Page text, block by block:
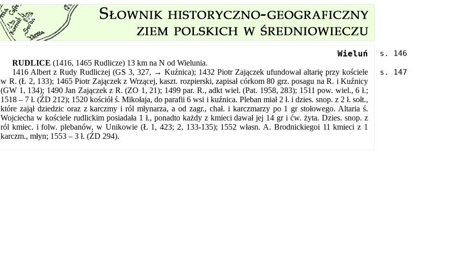
Wieluń
RUDLICE (1416, 1465 Rudlicze) 13 km na N od Wielunia.
1416 Albert z Rudy Rudliczej (GS 3, 327, → Kuźnica); 1432 Piotr Zajączek ufundował altarię przy kościele
w R. (Ł 2, 133); 1465 Piotr Zajączek z Wrzącej, kaszt. rozpierski, zapisał córkom 80 grz. posagu na R. i Kuźnicy
(GW 1, 134); 1490 Jan Zajączek z R. (ZO 1, 21); 1499 par. R., adkt wiel. (Pat. 1958, 283); 1511 pow. wiel., 6 ł.;
1518 – 7 ł. (ŹD 212); 1520 kościół ś. Mikołaja, do parafii 6 wsi i kuźnica. Pleban miał 2 ł. i dzies. snop. z 2 ł. sołt.,
które zajął dziedzic oraz z karczmy i ról młynarza, a od zagr., chał. i karczmarzy po 1 gr stołowego. Altaria ś.
Wojciecha w kościele rudlickim posiadała 1 ł., ponadto każdy z kmieci dawał jej 14 gr i ćw. żyta. Dzies. snop. z
ról kmiec. i folw. plebanów, w Unikowie (Ł 1, 423; 2, 133-135); 1552 własn. A. Brodnickiegoi 11 kmieci z 1
karczm., młyn; 1553 – 3 ł. (ŹD 294).